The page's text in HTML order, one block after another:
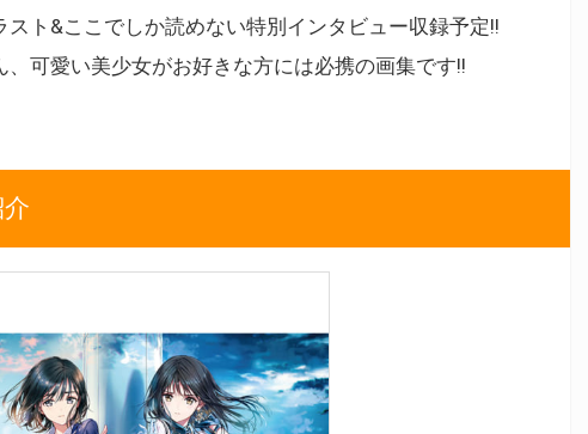
ト&ここでしか読めない特別インタビュー収録予定!!
可愛い美少女がお好きな方には必携の画集です!!